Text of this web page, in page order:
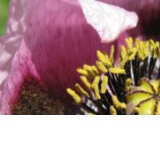
Spring
naar
de
primaire
inhoud